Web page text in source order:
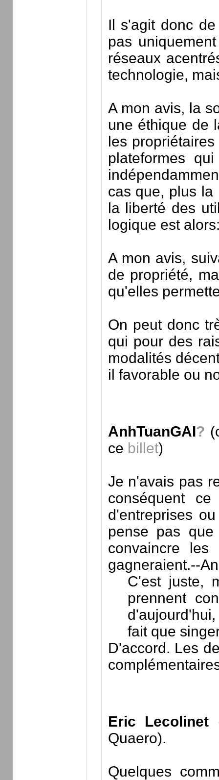
Il s'agit donc
pas
réseaux
technologie,
A mon avis, la
une éthique de
les
plateformes
cas que, plus la
la liberté des
logique est
A mon avis,
de propriété,
qu'elles
On peut donc
qui pour des
modalités
il favorable ou
AnhTuanGAI?
ce billet)
Je n'avais pas
conséquent
d'entreprises
pense pas
convaincre
gagneraient.--
C'est juste,
prennent
fait que
D'accord. Les
Eric Lecolinet
Quaero).
Quelques